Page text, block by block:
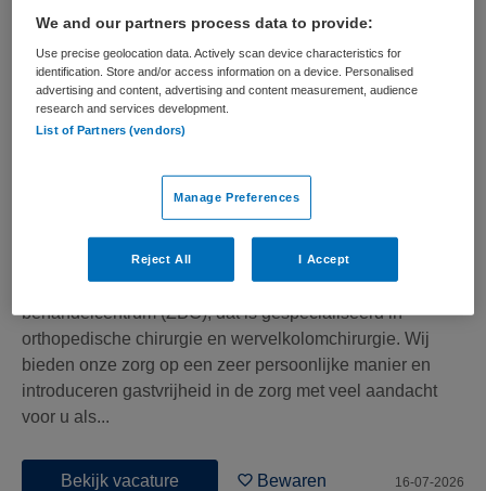
Floormanager OK
FlexClinics,Utrecht
Niet nader bepaald
Over Flexclinics Flexclinics is een zelfstandig
behandelcentrum (ZBC), dat is gespecialiseerd in
orthopedische chirurgie en wervelkolomchirurgie. Wij
bieden onze zorg op een zeer persoonlijke manier en
introduceren gastvrijheid in de zorg met veel aandacht
voor u als...
Bekijk vacature Bewaren 16-07-2026
We and our partners process data to provide:
Use precise geolocation data. Actively scan device characteristics for
identification. Store and/or access information on a device. Personalised
advertising and content, advertising and content measurement, audience
research and services development.
List of Partners (vendors)
Manage Preferences
Reject All I Accept